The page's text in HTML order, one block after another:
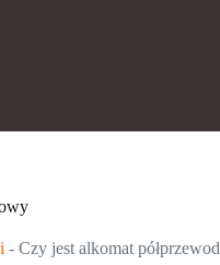
- Czy jest alkomat